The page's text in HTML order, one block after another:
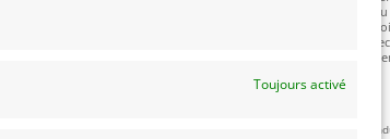
Toujours activé